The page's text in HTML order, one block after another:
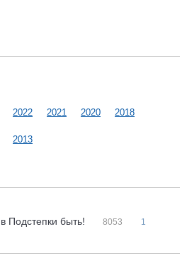
2022 2021 2020 2018
2013
Подстепки быть!
8053 1